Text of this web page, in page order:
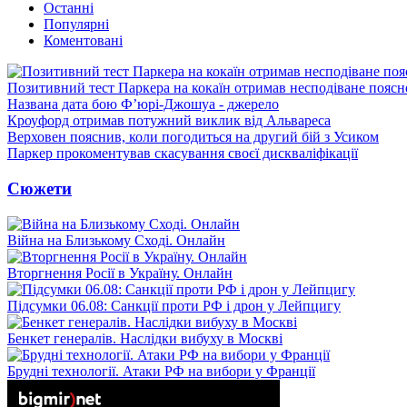
Останні
Популярні
Коментовані
Позитивний тест Паркера на кокаїн отримав несподіване
Названа дата бою Ф’юрі-Джошуа - джерело
Кроуфорд отримав потужний виклик від Альвареса
Верховен пояснив, коли погодиться на другий бій з Усиком
Паркер прокоментував скасування своєї дискваліфікації
Сюжети
Війна на Близькому Сході. Онлайн
Вторгнення Росії в Україну. Онлайн
Підсумки 06.08: Санкції проти РФ і дрон у Лейпцигу
Бенкет генералів. Наслідки вибуху в Москві
Брудні технології. Атаки РФ на вибори у Франції